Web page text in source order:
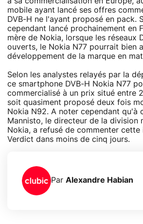
mobile ayant lancé ses offres
DVB-H ne l'ayant proposé en pack.
cependant lancé prochainement en
mère de Nokia, lorsque les réseaux
ouverts, le Nokia N77 pourrait bien
développement de la marque en
Selon les analystes relayés par la
ce smartphone DVB-H Nokia N77
commercialisé à un prix situé entre
soit quasiment proposé deux fois
Nokia N92. A noter cependant qu'à
Mannisto, le directeur de la division
Nokia, a refusé de commenter cette
Verdict dans moins de cinq jours.
Par Alexandre Habian